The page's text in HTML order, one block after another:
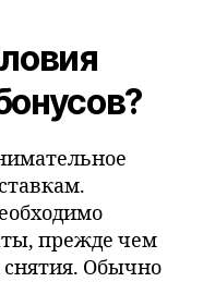
прежде чем
снятия. Обычно